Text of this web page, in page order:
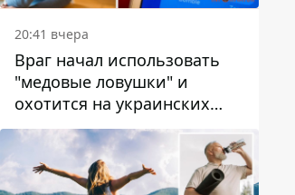
20:41 вчера
Враг начал использовать
"медовые ловушки" и
охотится на украинских
военнослужащих